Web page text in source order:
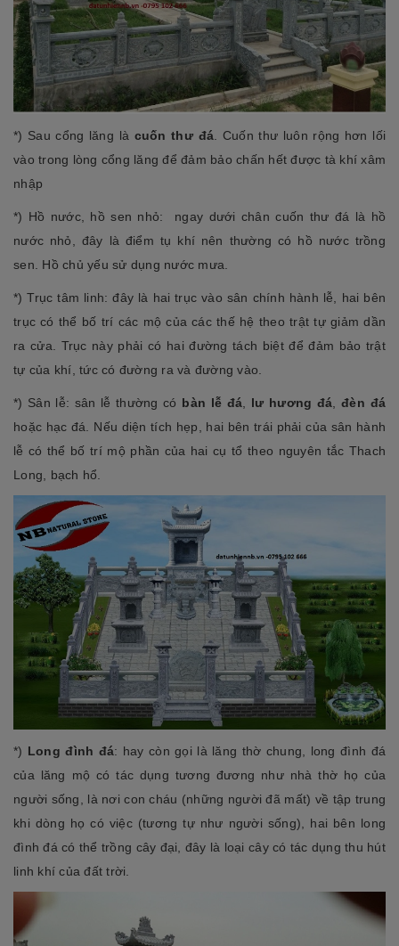
*) Sau cổng lăng là cuốn thư đá . Cuốn thư luôn rộng hơn lối
vào trong lòng cổng lăng để đảm bảo chấn hết được tà khí xâm
nhập
*) Hồ nước, hồ sen nhỏ: ngay dưới chân cuốn thư đá là hồ
nước nhỏ, đây là điểm tụ khí nên thường có hồ nước trồng
sen. Hồ chủ yếu sử dụng nước mưa.
*) Trục tâm linh: đây là hai trục vào sân chính hành lễ, hai bên
trục có thể bố trí các mộ của các thế hệ theo trật tự giảm dần
ra cửa. Trục này phải có hai đường tách biệt để đảm bảo trật
tự của khí, tức có đường ra và đường vào.
*) Sân lễ: sân lễ thường có bàn lễ đá lư hương đá ,đèn đá
hoặc hạc đá. Nếu diện tích hẹp, hai bên trái phải của sân hành
lễ có thể bố trí mộ phần của hai cụ tổ theo nguyên tắc Thach
Long, bạch hổ.
*) Long đình đá: hay còn gọi là lăng thờ chung, long đình đá
của lăng mộ có tác dụng tương đương như nhà thờ họ của
người sống, là nơi con cháu (những người đã mất) về tập trung
khi dòng họ có việc (tương tự như người sống), hai bên long
đình đá có thể trồng cây đại, đây là loại cây có tác dụng thu hút
linh khí của đất trời.